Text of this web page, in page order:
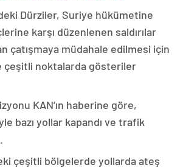
Dürziler, Suriye hükümetine
karşı düzenlenen saldırılar
çatışmaya müdahale edilmesi için
çeşitli noktalarda gösteriler
KAN’ın haberine göre,
bazı yollar kapandı ve trafik
çeşitli bölgelerde yollarda ateş